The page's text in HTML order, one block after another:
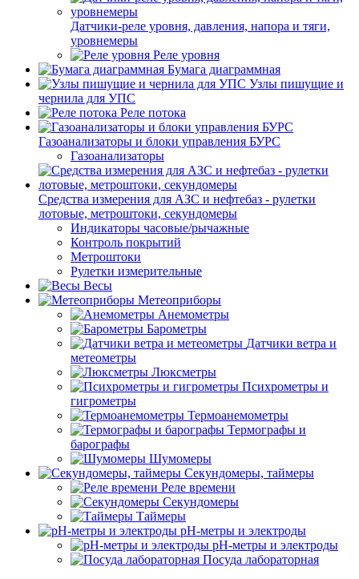
Датчики-реле уровня, давления, напора и тяги,
уровнемеры
Реле уровня
Бумага диаграммная
Узлы пишущие и
чернила для УПС
Реле потока
Газоанализаторы и блоки управления БУРС
Газоанализаторы
Средства измерения для АЗС и нефтебаз - рулетки
лотовые, метроштоки, секундомеры
Индикаторы часовые/рычажные
Контроль покрытий
Метроштоки
Рулетки измерительные
Весы
Метеоприборы
Анемометры
Барометры
Датчики ветра и
метеометры
Люксметры
Психрометры и
гигрометры
Термоанемометры
Термографы и
барографы
Шумомеры
Секундомеры, таймеры
Реле времени
Секундомеры
Таймеры
pH-метры и электроды
pH-метры и электроды
Посуда лабораторная